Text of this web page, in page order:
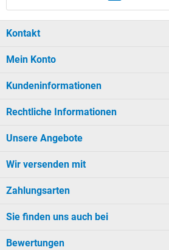
Kontakt
Mein Konto
Kundeninformationen
Rechtliche Informationen
Unsere Angebote
Wir versenden mit
Zahlungsarten
Sie finden uns auch bei
Bewertungen